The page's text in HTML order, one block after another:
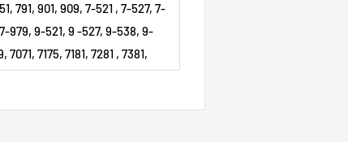
791, 901, 909, 7-521 , 7-527, 7-
979, 9-521, 9 -527, 9-538, 9-
7175, 7181, 7281 , 7381,